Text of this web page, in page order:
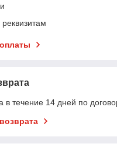
в течение 14 дней по